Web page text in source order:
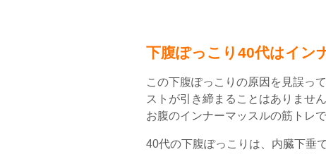
下腹ぽっこり40代はイン
この下腹ぽっこりの原因を見誤っ
ストが引き締まることはありませ
お腹のインナーマッスルの筋トレで
40代の下腹ぽっこりは、内臓下垂